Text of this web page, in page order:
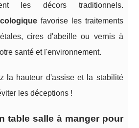
les décors traditionnels.
favorise les traitements
cires d'abeille ou vernis à
santé et l'environnement.
la hauteur d'assise et la stabilité
les déceptions !
table salle à manger pour